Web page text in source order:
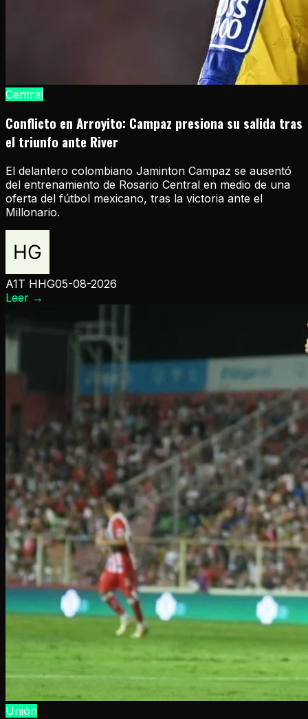
Central
Conflicto en Arroyito: Campaz presiona su salida tras
el triunfo ante River
El delantero colombiano Jaminton Campaz se ausentó
del entrenamiento de Rosario Central en medio de una
oferta del fútbol mexicano, tras la victoria ante el
Millonario.
A1T HHG05-08-2026
Leer →
Unión